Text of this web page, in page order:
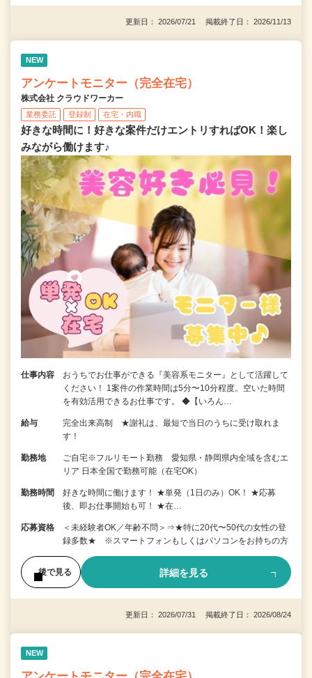
更新日： 2026/07/21 掲載終了日： 2026/11/13
NEW
アンケートモニター（完全在宅）
株式会社 クラウドワーカー
業務委託 登録制 在宅・内職
好きな時間に！好きな案件だけエントリすればOK！楽し
みながら働けます♪
仕事内容
おうちでお仕事ができる『美容系モニター』として活躍して
ください！ 1案件の作業時間は5分〜10分程度。空いた時間
を有効活用できるお仕事です。 ◆【いろん…
給与
完全出来高制 ★謝礼は、最短で当日のうちに受け取れま
す！
勤務地
ご自宅※フルリモート勤務 愛知県・静岡県内全域を含むエ
リア 日本全国で勤務可能（在宅OK）
勤務時間
好きな時間に働けます！ ★単発（1日のみ）OK！ ★応募
後、即お仕事開始も可！ ★在…
応募資格
＜未経験者OK／年齢不問＞⇒★特に20代〜50代の女性の登
録多数★ ※スマートフォンもしくはパソコンをお持ちの方
後で見る 詳細を見る
更新日： 2026/07/31 掲載終了日： 2026/08/24
NEW